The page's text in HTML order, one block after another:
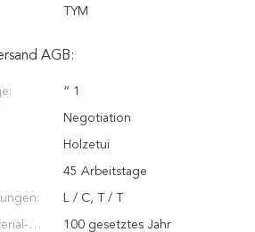
TYM
AGB:
“ 1
Negotiation
Holzetui
45 Arbeitstage
L / C, T / T
100 gesetztes Jahr